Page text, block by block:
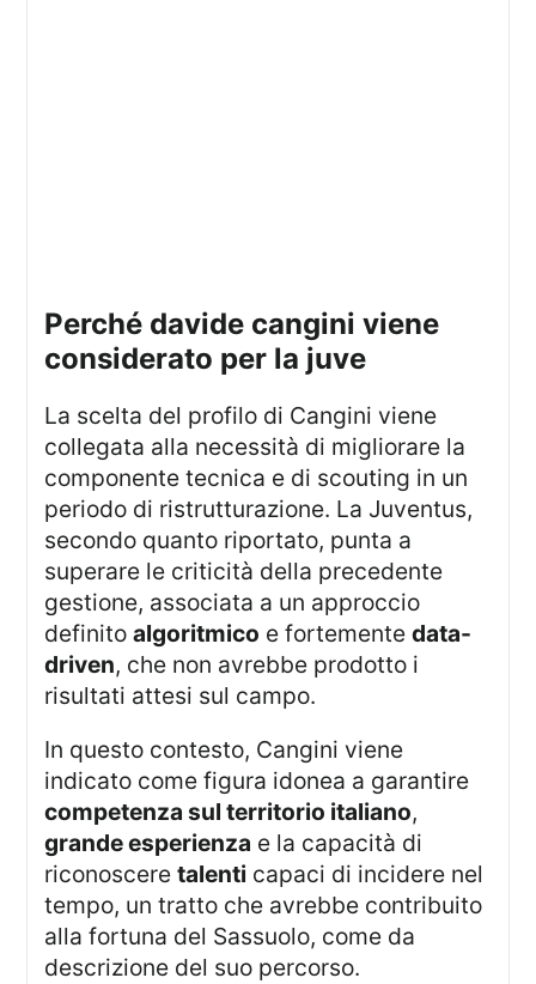
perché davide cangini viene
considerato per la juve
La scelta del profilo di Cangini viene
collegata alla necessità di migliorare la
componente tecnica e di scouting in un
periodo di ristrutturazione. La Juventus,
secondo quanto riportato, punta a
superare le criticità della precedente
gestione, associata a un approccio
definitoalgoritmico e fortementedata-
driven, che non avrebbe prodotto i
risultati attesi sul campo.
In questo contesto, Cangini viene
indicato come figura idonea a garantire
competenza sul territorio italiano,
grande esperienza e la capacità di
riconosceretalenti capaci di incidere nel
tempo, un tratto che avrebbe contribuito
alla fortuna del Sassuolo, come da
descrizione del suo percorso.